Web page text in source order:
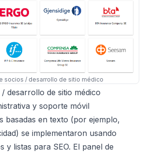
socios / desarrollo de sitio médico
desarrollo de sitio médico
y soporte móvil
basadas en texto (por ejemplo,
se implementaron usando
y listas para SEO. El panel de